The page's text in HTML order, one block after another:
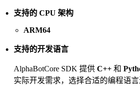
支持的 CPU 架构
ARM64
支持的开发语言
AlphaBotCore SDK 提供 C++ 和
实际开发需求，选择合适的编程语